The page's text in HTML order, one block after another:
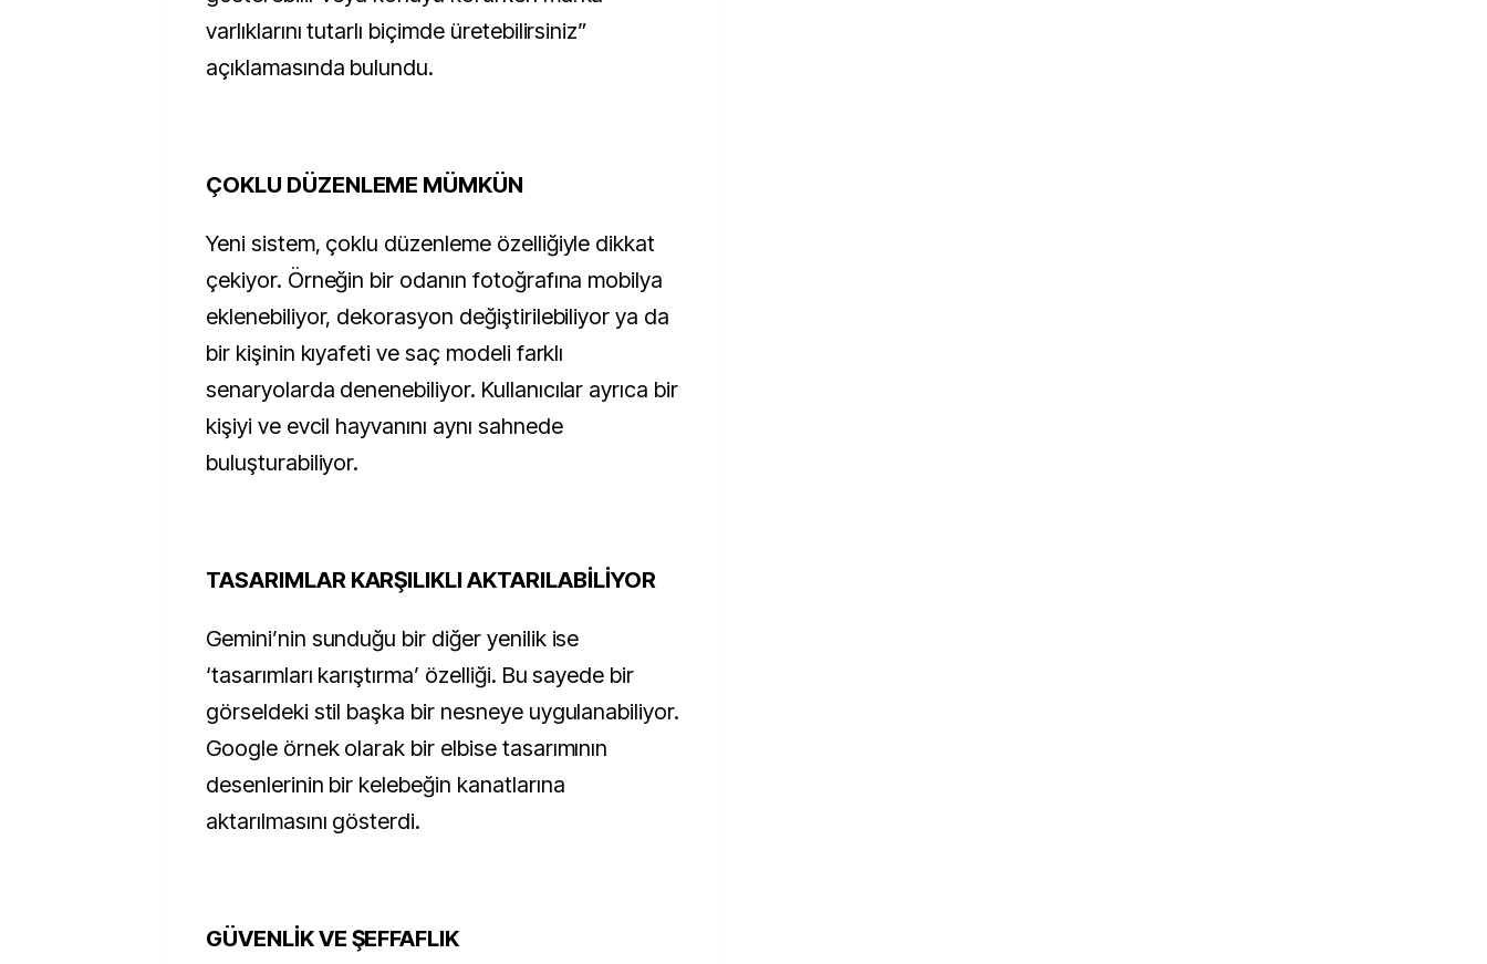
varlıklarını tutarlı biçimde üretebilirsiniz”
açıklamasında bulundu.
ÇOKLU DÜZENLEME MÜMKÜN
Yeni sistem, çoklu düzenleme özelliğiyle dikkat
çekiyor. Örneğin bir odanın fotoğrafına mobilya
eklenebiliyor, dekorasyon değiştirilebiliyor ya da
bir kişinin kıyafeti ve saç modeli farklı
senaryolarda denenebiliyor. Kullanıcılar ayrıca bir
kişiyi ve evcil hayvanını aynı sahnede
buluşturabiliyor.
TASARIMLAR KARŞILIKLI AKTARILABİLİYOR
Gemini’nin sunduğu bir diğer yenilik ise
‘tasarımları karıştırma’ özelliği. Bu sayede bir
görseldeki stil başka bir nesneye uygulanabiliyor.
Google örnek olarak bir elbise tasarımının
desenlerinin bir kelebeğin kanatlarına
aktarılmasını gösterdi.
GÜVENLİK VE ŞEFFAFLIK